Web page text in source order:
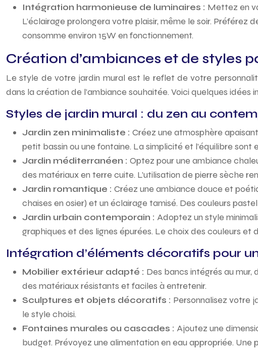
Intégration harmonieuse de luminaires : Mettez en
L’éclairage prolongera votre plaisir, même le soir.
consomme environ 15W en fonctionnement.
Création d’ambiances et de styles
Le style de votre jardin mural est le reflet de votre
dans la création de l’ambiance souhaitée. Voici quelques idées
Styles de jardin mural : du zen au
Jardin zen minimaliste : Créez une atmosphère
petit bassin ou une fontaine. La simplicité et l’équilibre sont
Jardin méditerranéen : Optez pour une ambiance
des matériaux en terre cuite. L’utilisation de pierre sèche
Jardin romantique : Créez une ambiance douce et
chaises en osier) et un éclairage tamisé. Des couleurs
Jardin urbain contemporain : Adoptez un style
graphiques et des lignes épurées. Le choix des couleurs et
Intégration d’éléments décoratifs pour
Mobilier extérieur adapté : Des bancs intégrés au
des matériaux résistants et faciles à entretenir.
Sculptures et objets décoratifs : Personnalisez votre
le style choisi.
Fontaines murales ou cascades : Ajoutez une
budget. Prévoyez une alimentation en eau appropriée. Une